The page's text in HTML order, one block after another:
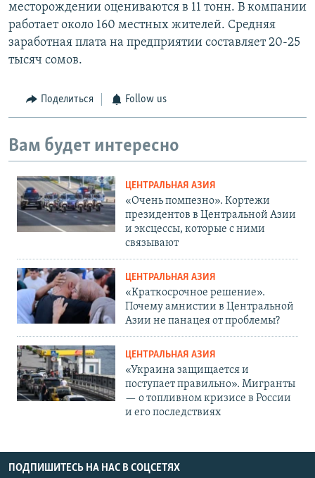
месторождении оцениваются в 11 тонн. В компании
работает около 160 местных жителей. Средняя
заработная плата на предприятии составляет 20-25
тысяч сомов.
Поделиться Follow us
Вам будет интересно
ЦЕНТРАЛЬНАЯ АЗИЯ
«Очень помпезно». Кортежи
президентов в Центральной Азии
и эксцессы, которые с ними
связывают
ЦЕНТРАЛЬНАЯ АЗИЯ
«Краткосрочное решение».
Почему амнистии в Центральной
Азии не панацея от проблемы?
ЦЕНТРАЛЬНАЯ АЗИЯ
«Украина защищается и
поступает правильно». Мигранты
— о топливном кризисе в России
и его последствиях
ПОДПИШИТЕСЬ НА НАС В СОЦСЕТЯХ